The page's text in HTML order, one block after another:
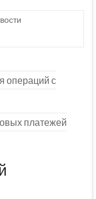
операций с
платежей